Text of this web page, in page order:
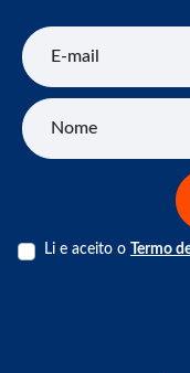
E-mail
Nome
Li e aceito o Termo